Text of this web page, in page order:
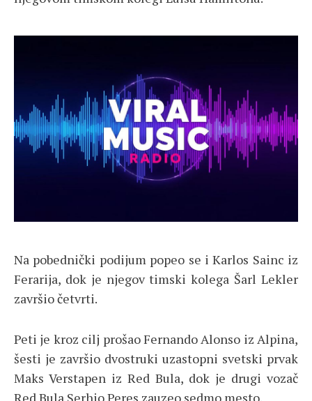
Na pobednički podijum popeo se i Karlos Sainc iz
Ferarija, dok je njegov timski kolega Šarl Lekler
završio četvrti.
Peti je kroz cilj prošao Fernando Alonso iz Alpina,
šesti je završio dvostruki uzastopni svetski prvak
Maks Verstapen iz Red Bula, dok je drugi vozač
Red Bula Serhio Peres zauzeo sedmo mesto.